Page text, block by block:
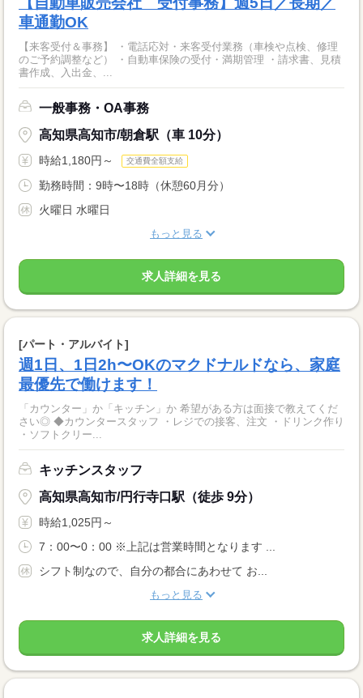
車通勤OK
【来客受付＆事務】 ・電話応対・来客受付業務（車検や点検、修理
のご予約調整など） ・自動車保険の受付・満期管理 ・請求書、見積
書作成、入出金、...
一般事務・OA事務
高知県高知市/朝倉駅（車 10分）
時給1,180円～ 交通費全額支給
勤務時間：9時〜18時（休憩60月分）
火曜日 水曜日
もっと見る
求人詳細を見る
[パート・アルバイト]
週1日、1日2h〜OKのマクドナルドなら、家庭
最優先で働けます！
「カウンター」か「キッチン」か 希望がある方は面接で教えてくだ
さい◎ ◆カウンタースタッフ ・レジでの接客、注文 ・ドリンク作り
・ソフトクリー...
キッチンスタッフ
高知県高知市/円行寺口駅（徒歩 9分）
時給1,025円～
7：00〜0：00 ※上記は営業時間となります ...
シフト制なので、自分の都合にあわせて お...
もっと見る
求人詳細を見る